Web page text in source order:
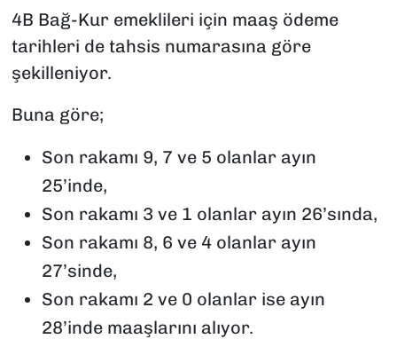
4B Bağ-Kur emeklileri için maaş ödeme
tarihleri de tahsis numarasına göre
şekilleniyor.
Buna göre;
Son rakamı 9, 7 ve 5 olanlar ayın
25’inde,
Son rakamı 3 ve 1 olanlar ayın 26’sında,
Son rakamı 8, 6 ve 4 olanlar ayın
27’sinde,
Son rakamı 2 ve 0 olanlar ise ayın
28’inde maaşlarını alıyor.